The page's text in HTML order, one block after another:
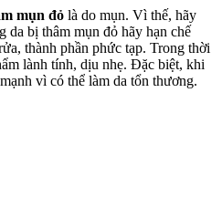
mụn đỏ là do mụn. Vì thế, hãy
da bị thâm mụn đỏ hãy hạn chế
thành phần phức tạp. Trong thời
lành tính, dịu nhẹ. Đặc biệt, khi
vì có thể làm da tổn thương.